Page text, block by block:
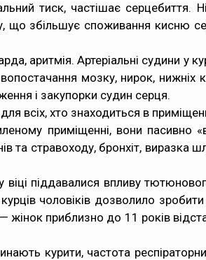
тиск, частішає серцебиття.
що збільшує споживання кисню
аритмія. Артеріальні судини у
мозку, нирок, нижніх
і закупорки судин серця.
всіх, хто знаходиться в
приміщенні, вони пасивно
та стравоходу, бронхіт, виразка
піддавалися впливу
чоловіків дозволило
жінок приблизно до 11 років
курити, частота